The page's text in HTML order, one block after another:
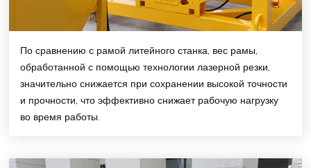
По сравнению с рамой литейного станка, вес рамы,
обработанной с помощью технологии лазерной резки,
значительно снижается при сохранении высокой точности
и прочности, что эффективно снижает рабочую нагрузку
во время работы.